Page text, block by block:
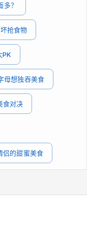
？
抢食物
PK
母想独吞美食
食对决
侣的甜蜜美食